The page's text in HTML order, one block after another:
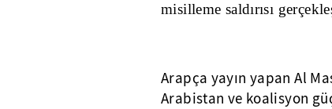
misilleme saldırısı
Arapça yayın yapan Al
Arabistan ve koalisyon